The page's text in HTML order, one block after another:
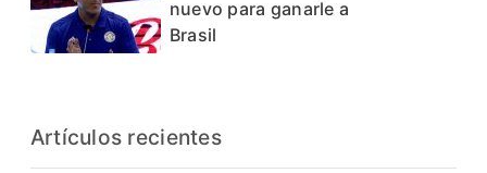
nuevo para ganarle a
Brasil
Artículos recientes